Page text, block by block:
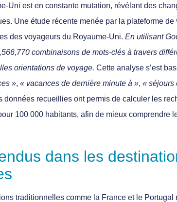
Uni est en constante mutation, révélant des
Une étude récente menée par la plateforme
des voyageurs du Royaume-Uni. En utilisant
combinaisons de mots-clés à travers
orientations de voyage. Cette analyse s’est
», « vacances de dernière minute à », « séjours
données recueillies ont permis de calculer les
100 000 habitants, afin de mieux comprendre
dans les
traditionnelles comme la France et le Portugal